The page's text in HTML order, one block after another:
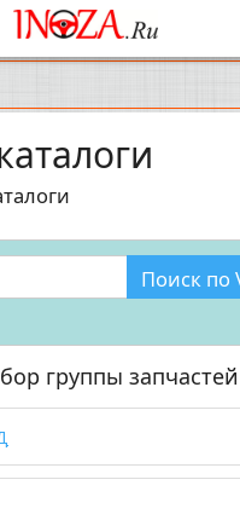
Куликова Поля 2 (магазин
Поиск по
группы запчастей